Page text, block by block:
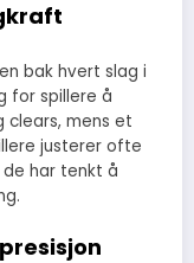
bak hvert slag i
for spillere å
clears, mens et
justerer ofte
har tenkt å